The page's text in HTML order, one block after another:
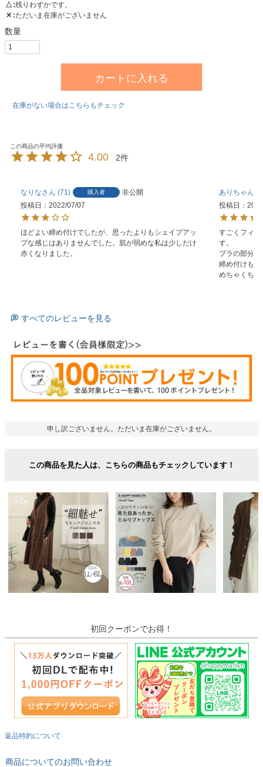
△ 残りわずかです。
✕ ただいま在庫がございません
カートに入れる
在庫がない場合はこちらもチェック
4.00 2
なりな 71 購入者
非公開
投稿日
2022/07/07
ほどよい締め付けでしたが、思ったよりもシェイプアッ
プな感じはありませんでした。肌が弱めな私は少しだけ
赤くなりました。
ありちゃん
投稿日
すごくフィ
す。
ブラの部分
締め付けも
めちゃくち
すべてのレビューを見る
申し訳ございません。ただいま在庫がございません。
この商品を見た人は、こちらの商品もチェックしています！
初回クーポンでお得！
返品特約について
商品についてのお問い合わせ